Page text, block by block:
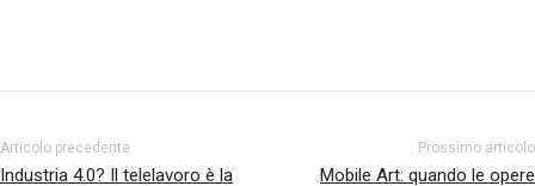
Articolo precedente
Industria 4.0? Il telelavoro è la
Prossimo articolo
Mobile Art: quando le opere